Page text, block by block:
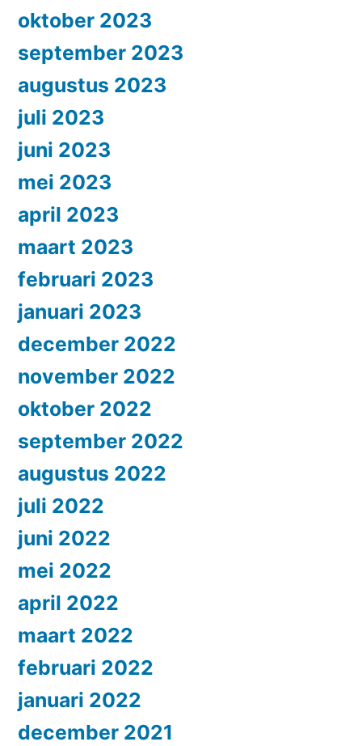
oktober 2023
september 2023
augustus 2023
juli 2023
juni 2023
mei 2023
april 2023
maart 2023
februari 2023
januari 2023
december 2022
november 2022
oktober 2022
september 2022
augustus 2022
juli 2022
juni 2022
mei 2022
april 2022
maart 2022
februari 2022
januari 2022
december 2021